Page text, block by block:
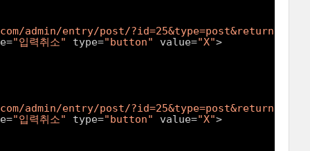
admin/entry/post/?id=25&type=post&returnURL=/
"입력취소" type="button" value="X">
admin/entry/post/?id=25&type=post&returnURL=/
"입력취소" type="button" value="X">